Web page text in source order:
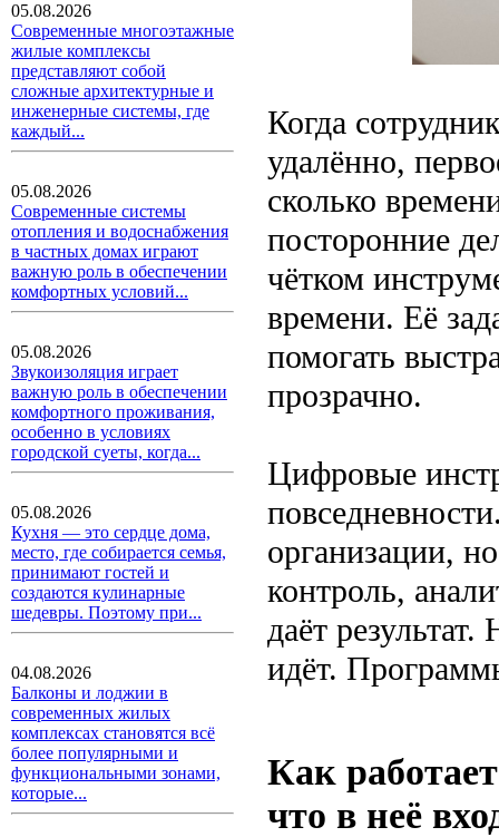
05.08.2026
Современные многоэтажные
жилые комплексы
представляют собой
сложные архитектурные и
инженерные системы, где
каждый...
05.08.2026
Современные системы
отопления и водоснабжения
в частных домах играют
важную роль в обеспечении
комфортных условий...
05.08.2026
Звукоизоляция играет
важную роль в обеспечении
комфортного проживания,
особенно в условиях
городской суеты, когда...
05.08.2026
Кухня — это сердце дома,
место, где собирается семья,
принимают гостей и
создаются кулинарные
шедевры. Поэтому при...
04.08.2026
Балконы и лоджии в
современных жилых
комплексах становятся всё
более популярными и
функциональными зонами,
которые...
Когда
удалённо,
сколько
посторонние
чётком
времени. Её
помогать
прозрачно.
Цифровые
организации,
контроль,
даёт
идёт.
Как
что в неё